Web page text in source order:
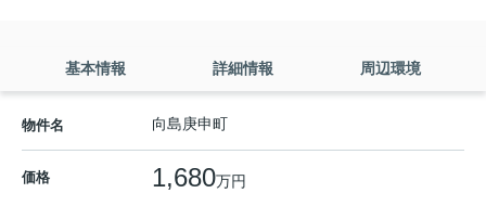
基本情報 詳細情報 周辺環境
物件名 向島庚申町
価格 1,680万円